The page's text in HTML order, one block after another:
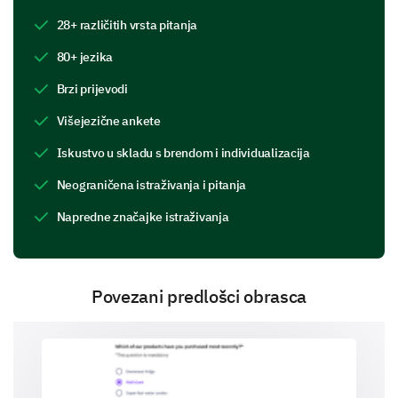
Reviews and recommendations
28+ različitih vrsta pitanja
80+ jezika
Brzi prijevodi
Višejezične ankete
Iskustvo u skladu s brendom i individualizacija
Neograničena istraživanja i pitanja
Napredne značajke istraživanja
Povezani predlošci obrasca